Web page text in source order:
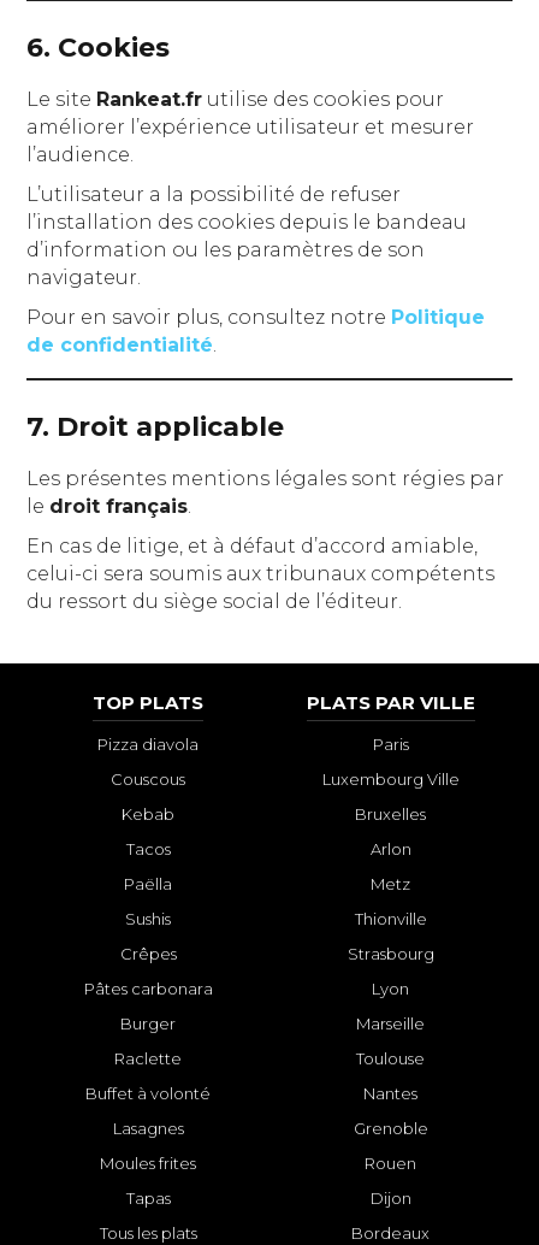
6. Cookies
Le site Rankeat.fr utilise des cookies pour
améliorer l’expérience utilisateur et mesurer
l’audience.
L’utilisateur a la possibilité de refuser
l’installation des cookies depuis le bandeau
d’information ou les paramètres de son
navigateur.
Pour en savoir plus, consultez notre Politique
de confidentialité.
7. Droit applicable
Les présentes mentions légales sont régies par
le droit français.
En cas de litige, et à défaut d’accord amiable,
celui-ci sera soumis aux tribunaux compétents
du ressort du siège social de l’éditeur.
TOP PLATS
Pizza diavola
Couscous
Kebab
Tacos
Paëlla
Sushis
Crêpes
Pâtes carbonara
Burger
Raclette
Buffet à volonté
Lasagnes
Moules frites
Tapas
Tous les plats
PLATS PAR VILLE
Paris
Luxembourg Ville
Bruxelles
Arlon
Metz
Thionville
Strasbourg
Lyon
Marseille
Toulouse
Nantes
Grenoble
Rouen
Dijon
Bordeaux